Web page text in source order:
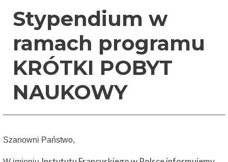
Stypendium w
ramach programu
KRÓTKI POBYT
NAUKOWY
Szanowni Państwo,